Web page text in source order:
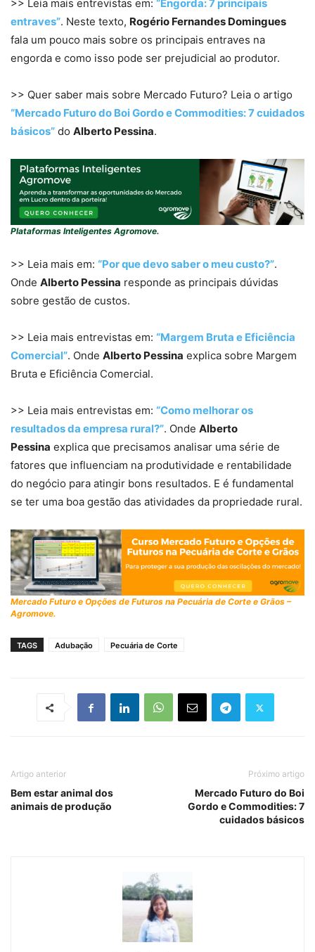
>> Leia mais entrevistas em: “Engorda: 7 principais
entraves”. Neste texto, Rogério Fernandes Domingues
fala um pouco mais sobre os principais entraves na
engorda e como isso pode ser prejudicial ao produtor.
>> Quer saber mais sobre Mercado Futuro? Leia o artigo
“Mercado Futuro do Boi Gordo e Commodities: 7 cuidados
básicos” do Alberto Pessina.
Plataformas Inteligentes Agromove.
>> Leia mais em: “Por que devo saber o meu custo?”.
Onde Alberto Pessina responde as principais dúvidas
sobre gestão de custos.
>> Leia mais entrevistas em: “Margem Bruta e Eficiência
Comercial”. Onde Alberto Pessina explica sobre Margem
Bruta e Eficiência Comercial.
>> Leia mais entrevistas em: “Como melhorar os
resultados da empresa rural?”. Onde Alberto
Pessina explica que precisamos analisar uma série de
fatores que influenciam na produtividade e rentabilidade
do negócio para atingir bons resultados. E é fundamental
se ter uma boa gestão das atividades da propriedade rural.
Mercado Futuro e Opções de Futuros na Pecuária de Corte e Grãos –
Agromove.
TAGS Adubação Pecuária de Corte
Artigo anterior
Bem estar animal dos
animais de produção
Próximo artigo
Mercado Futuro do Boi
Gordo e Commodities: 7
cuidados básicos